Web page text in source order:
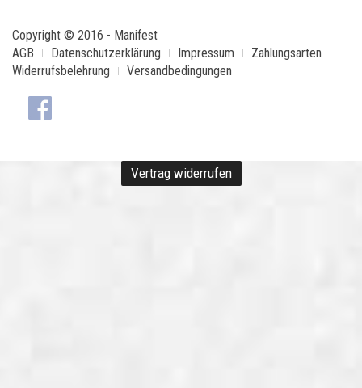
Copyright © 2016 - Manifest
AGB
Datenschutzerklärung Impressum
Zahlungsarten
Widerrufsbelehrung
Versandbedingungen
Vertrag widerrufen